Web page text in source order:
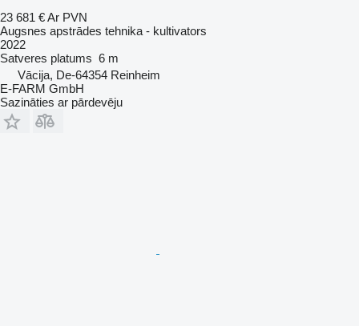
23 681 €Ar PVN
Augsnes apstrādes tehnika - kultivators
2022
Satveres platums 6 m
Vācija, De-64354 Reinheim
E-FARM GmbH
Sazināties ar pārdevēju